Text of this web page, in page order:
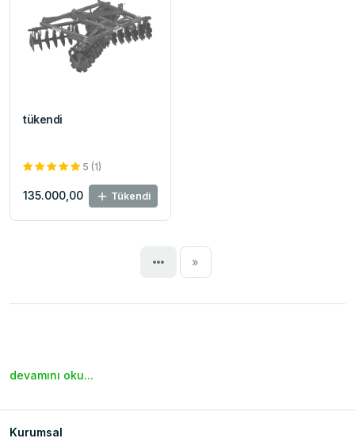
tükendi
5 (1)
135.000,00 Tükendi
»
devamını oku...
Kurumsal